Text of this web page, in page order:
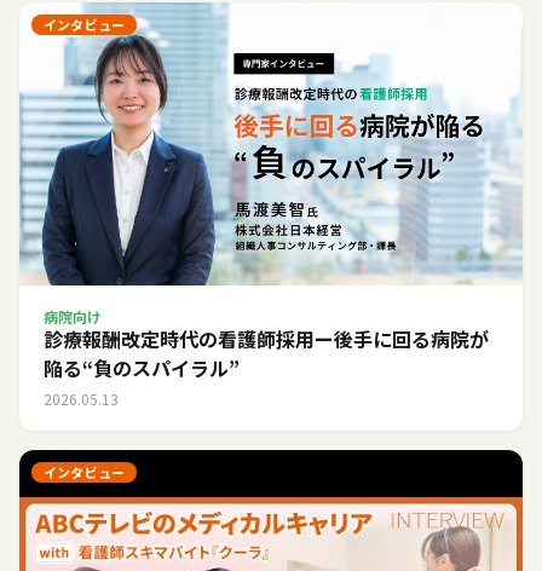
インタビュー
病院向け
診療報酬改定時代の看護師採用ー後手に回る病院が
陥る“負のスパイラル”
2026.05.13
インタビュー